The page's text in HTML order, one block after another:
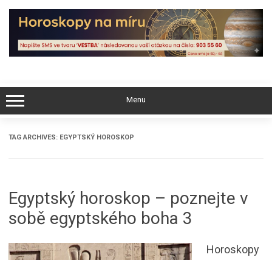
Skip
content
Menu
TAG ARCHIVES: EGYPTSKÝ HOROSKOP
Egyptský horoskop – poznejte v
sobě egyptského boha 3
Horoskopy